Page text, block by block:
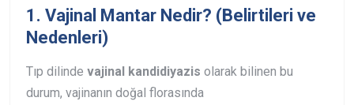
1. Vajinal Mantar Nedir? (Belirtileri ve
Nedenleri)
Tıp dilinde vajinal kandidiyazis olarak bilinen bu
durum, vajinanın doğal florasında